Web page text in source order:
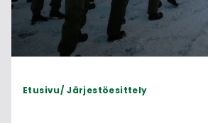
Etusivu Järjestöesittely